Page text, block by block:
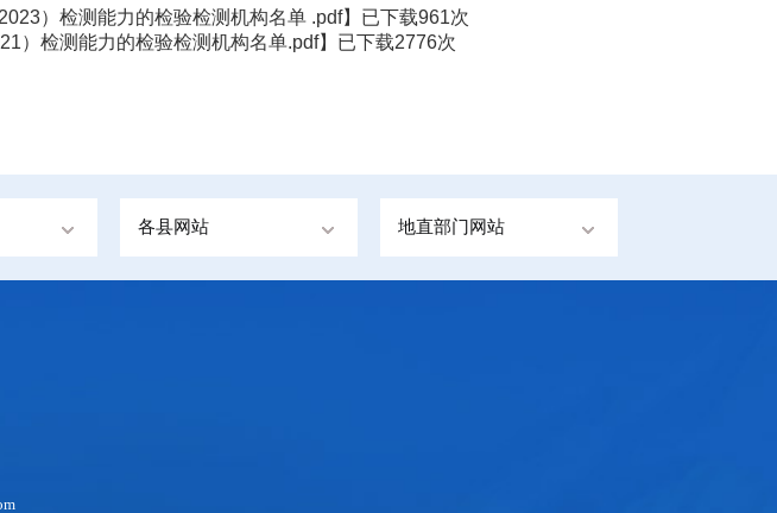
）检测能力的检验检测机构名单 .pdf】已下载961次
）检测能力的检验检测机构名单.pdf】已下载2776次
各县网站 地直部门网站